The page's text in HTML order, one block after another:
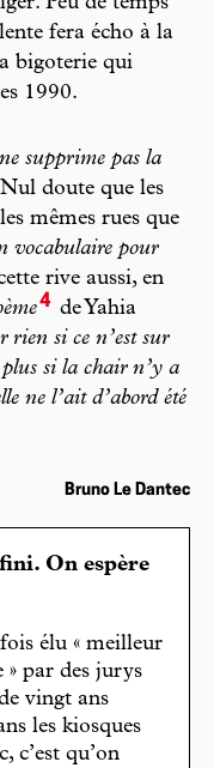
fera écho à la
bigoterie qui
1990.
supprime pas la
doute que les
mêmes rues que
vocabulaire pour
rive aussi, en
4 de Yahia
rien si ce n’est sur
si la chair n’y a
ne l’ait d’abord été
Bruno Le Dantec
On espère
élu « meilleur
par des jurys
vingt ans
les kiosques
c’est qu’on